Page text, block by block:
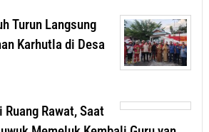
Turun Langsung
Karhutla di Desa
Rawat, Saat